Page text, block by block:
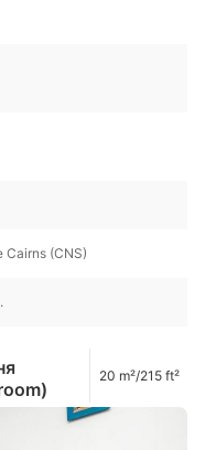
Cairns (CNS)
20 m²/215 ft²